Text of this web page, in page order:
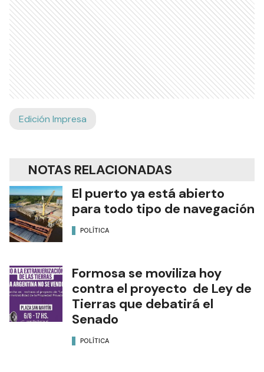
Edición Impresa
NOTAS RELACIONADAS
El puerto ya está abierto
para todo tipo de navegación
POLÍTICA
Formosa se moviliza hoy
contra el proyecto de Ley de
Tierras que debatirá el
Senado
POLÍTICA